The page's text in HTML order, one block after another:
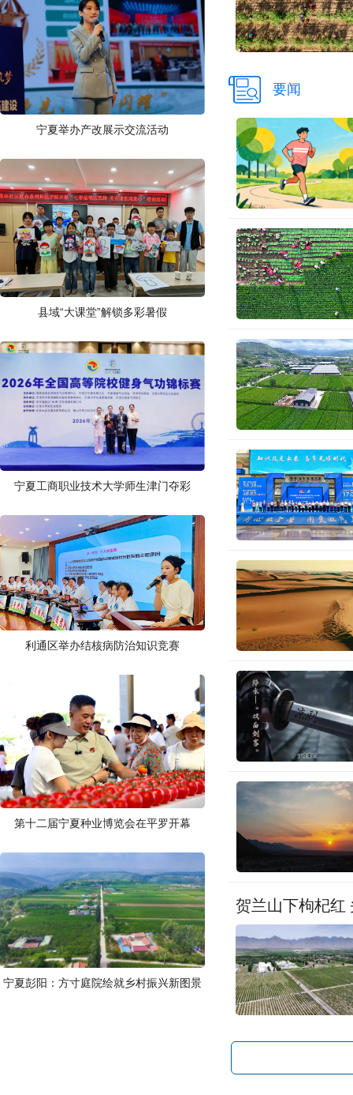
宁夏举办产改展示交流活动
县域“大课堂”解锁多彩暑假
宁夏工商职业技术大学师生津门夺彩
利通区举办结核病防治知识竞赛
第十二届宁夏种业博览会在平罗开幕
宁夏彭阳：方寸庭院绘就乡村振兴新图景
要闻
贺兰山下枸杞红